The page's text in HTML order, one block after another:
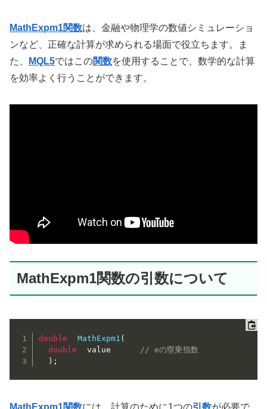
MathExpm1関数は、金融や物理学の数値シミュレーショ
ンなど、正確な計算が求められる場面で役立ちます。ま
た、
MQL5ではこの関数を使用することで、数学的な計算
を効率よく行うことができます。
MathExpm1関数の引数について
double MathExpm1 (
double
  value
// eの塁乗指数
) ;